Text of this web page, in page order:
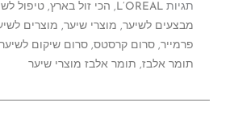
תגיות L’OREAL
, הכי זול בארץ, טיפול
מבצעים לשיער, מוצרי שיער, מוצרים
פרמייר, סרום קרסטס, סרום שיקום לשיער
תומר אלבז, תומר אלבז מוצרי שיער